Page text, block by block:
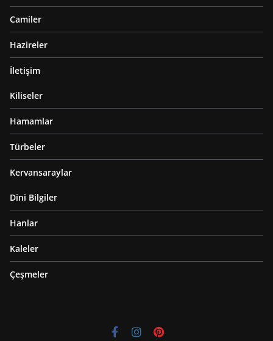
Camiler
Hazireler
İletişim
Kiliseler
Hamamlar
Türbeler
Kervansaraylar
Dini Bilgiler
Hanlar
Kaleler
Çeşmeler